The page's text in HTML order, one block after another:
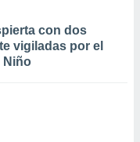
con dos
vigiladas por el
Niño